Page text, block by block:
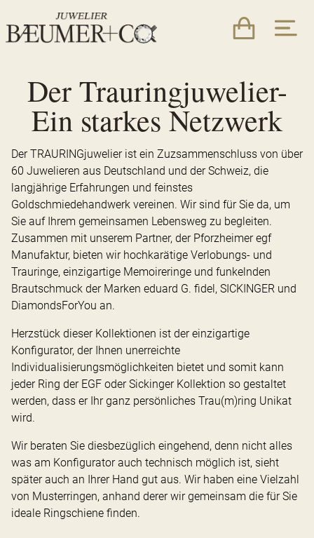
Der Trauringjuwelier-
Ein starkes Netzwerk
Der TRAURINGjuwelier ist ein Zuzsammenschluss von über
60 Juwelieren aus Deutschland und der Schweiz, die
langjährige Erfahrungen und feinstes
Goldschmiedehandwerk vereinen. Wir sind für Sie da, um
Sie auf Ihrem gemeinsamen Lebensweg zu begleiten.
Zusammen mit unserem Partner, der Pforzheimer egf
Manufaktur, bieten wir hochkarätige Verlobungs- und
Trauringe, einzigartige Memoireringe und funkelnden
Brautschmuck der Marken eduard G. fidel, SICKINGER und
DiamondsForYou an.
Herzstück dieser Kollektionen ist der einzigartige
Konfigurator, der Ihnen unerreichte
Individualisierungsmöglichkeiten bietet und somit kann
jeder Ring der EGF oder Sickinger Kollektion so gestaltet
werden, dass er Ihr ganz persönliches Trau(m)ring Unikat
wird.
Wir beraten Sie diesbezüglich eingehend, denn nicht alles
was am Konfigurator auch technisch möglich ist, sieht
später auch an Ihrer Hand gut aus. Wir haben eine Vielzahl
von Musterringen, anhand derer wir gemeinsam die für Sie
ideale Ringschiene finden.